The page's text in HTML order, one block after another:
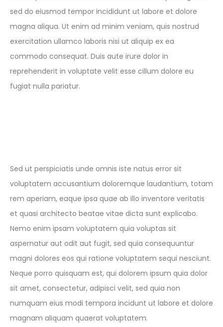
sed do eiusmod tempor incididunt ut labore et dolore
magna aliqua. Ut enim ad minim veniam, quis nostrud
exercitation ullamco laboris nisi ut aliquip ex ea
commodo consequat. Duis aute irure dolor in
reprehenderit in voluptate velit esse cillum dolore eu
fugiat nulla pariatur.
Sed ut perspiciatis unde omnis iste natus error sit
voluptatem accusantium doloremque laudantium, totam
rem aperiam, eaque ipsa quae ab illo inventore veritatis
et quasi architecto beatae vitae dicta sunt explicabo.
Nemo enim ipsam voluptatem quia voluptas sit
aspernatur aut odit aut fugit, sed quia consequuntur
magni dolores eos qui ratione voluptatem sequi nesciunt.
Neque porro quisquam est, qui dolorem ipsum quia dolor
sit amet, consectetur, adipisci velit, sed quia non
numquam eius modi tempora incidunt ut labore et dolore
magnam aliquam quaerat voluptatem.